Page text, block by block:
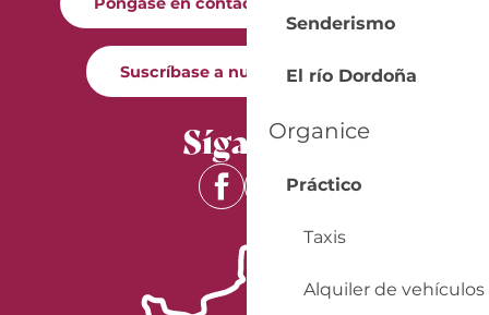
Senderismo
El río Dordoña
Organice
Práctico
Taxis
Alquiler de vehículos
Suscríbase a nuestro boletín
Síganos